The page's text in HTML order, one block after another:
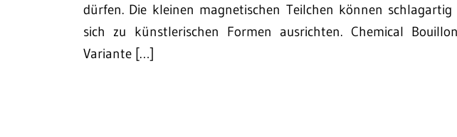
dürfen. Die kleinen magnetischen Teilchen können
sich zu künstlerischen Formen ausrichten. Chemical
Variante […]